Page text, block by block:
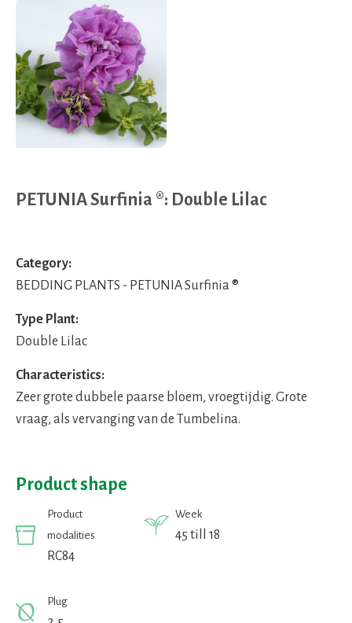
PETUNIA Surfinia ®: Double Lilac
Category:
BEDDING PLANTS - PETUNIA Surfinia ®
Type Plant:
Double Lilac
Characteristics:
Zeer grote dubbele paarse bloem, vroegtijdig. Grote
vraag, als vervanging van de Tumbelina.
Product shape
Product
modalities
RC84
Week
45 till 18
Plug